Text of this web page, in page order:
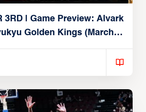
3RD | Game Preview: Alvark
Golden Kings (March